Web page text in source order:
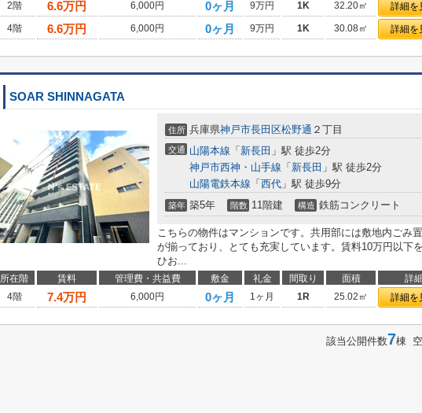
2階
6.6万円 6,000円 0ヶ月 9万円 1K 32.20㎡ 詳細を
4階
6.6万円 6,000円 0ヶ月 9万円 1K 30.08㎡ 詳細を
SOAR SHINNAGATA
住所 兵庫県神戸市長田区松野通 ２丁目
交通 山陽本線 「 新長田 」駅 徒歩2分
神戸市西神・山手線 「 新長田 」駅 徒歩2分
山陽電鉄本線 「 西代 」駅 徒歩9分
築年 築5年 階数 11階建 構造 鉄筋コンクリート
こちらの物件はマンションです。共用部には敷地内ごみ
が揃っており、とても充実しています。賃料10万円以下
ひお...
所在階 賃料 管理費・共益費 敷金 礼金 間取り 面積 詳細
4階
7.4万円 6,000円 0ヶ月 1ヶ月 1R 25.02㎡ 詳細を
該当公開件数7棟